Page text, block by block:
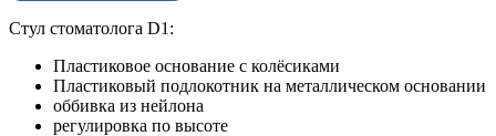
Стул стоматолога D1:
Пластиковое основание с колёсиками
Пластиковый подлокотник на металлическом основании
оббивка из нейлона
регулировка по высоте